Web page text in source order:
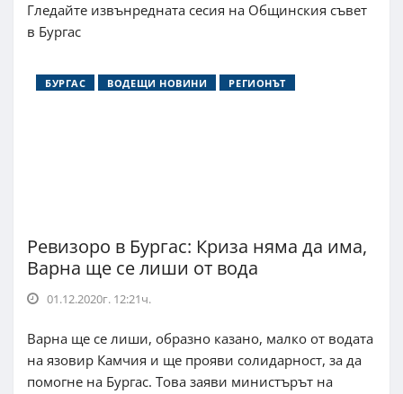
Гледайте извънредната сесия на Общинския съвет
в Бургас
БУРГАС ВОДЕЩИ НОВИНИ РЕГИОНЪТ
Ревизоро в Бургас: Криза няма да има,
Варна ще се лиши от вода
01.12.2020г. 12:21ч.
Варна ще се лиши, образно казано, малко от водата
на язовир Камчия и ще прояви солидарност, за да
помогне на Бургас. Това заяви министърът на